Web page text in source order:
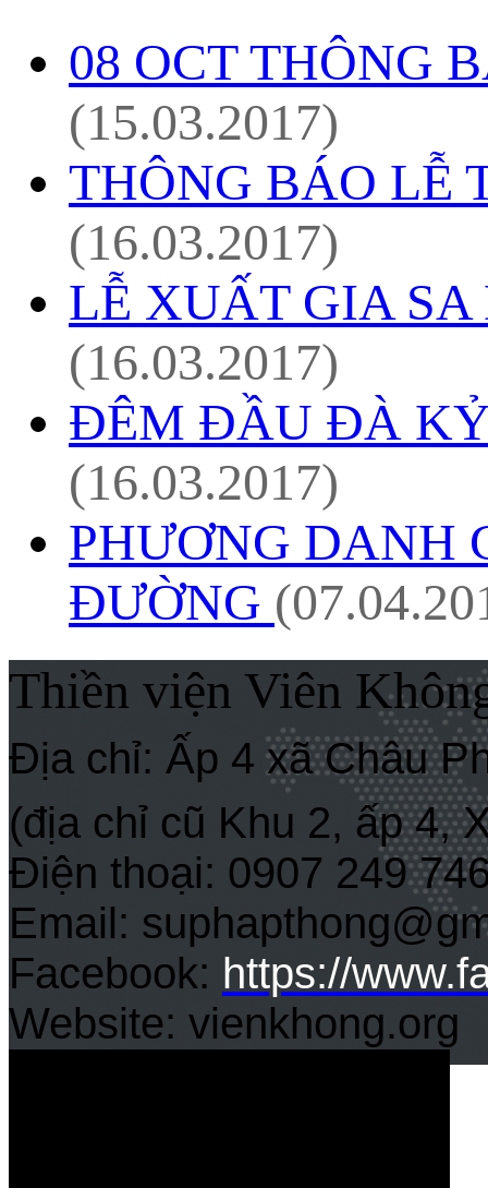
08 OCT THÔNG
(15.03.2017)
THÔNG BÁO LỄ
(16.03.2017)
LỄ XUẤT GIA
(16.03.2017)
ĐÊM ĐẦU ĐÀ
(16.03.2017)
PHƯƠNG DANH
ĐƯỜNG
Thiền viện Viên
Địa chỉ: Ấp 4 xã Châu
(địa chỉ cũ Khu 2, ấp 4,
Điện thoại: 0907 249
Email:
Facebook: https://
Website: vienkhong.org